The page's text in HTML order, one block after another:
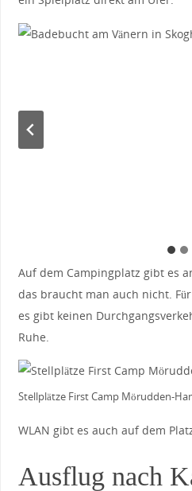
Auf dem Campingplatz gibt es
das braucht man auch nicht.
es gibt keinen
Ruhe.
Stellplätze First Camp Mörudden-
WLAN gibt es auch auf dem
Ausflug nach